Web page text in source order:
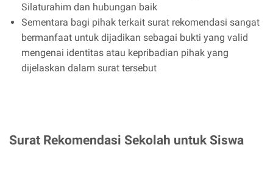
Silaturahim dan hubungan baik
Sementara bagi pihak terkait surat rekomendasi sangat
bermanfaat untuk dijadikan sebagai bukti yang valid
mengenai identitas atau kepribadian pihak yang
dijelaskan dalam surat tersebut
Surat Rekomendasi Sekolah untuk Siswa